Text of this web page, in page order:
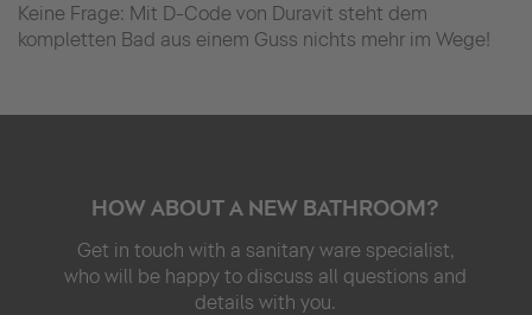
Keine Frage: Mit D-Code von Duravit steht dem
kompletten Bad aus einem Guss nichts mehr im Wege!
HOW ABOUT A NEW BATHROOM?
Get in touch with a sanitary ware specialist,
who will be happy to discuss all questions and
details with you.